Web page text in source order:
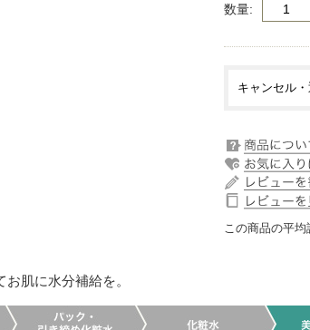
数量
キャンセル
この商品の平均
肌に水分補給を。